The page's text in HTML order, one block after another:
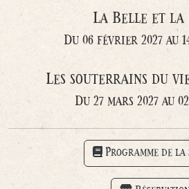
La Belle et la
Du 06 février 2027 au
Les souterrains du
Du 27 mars 2027 au
Programme de la